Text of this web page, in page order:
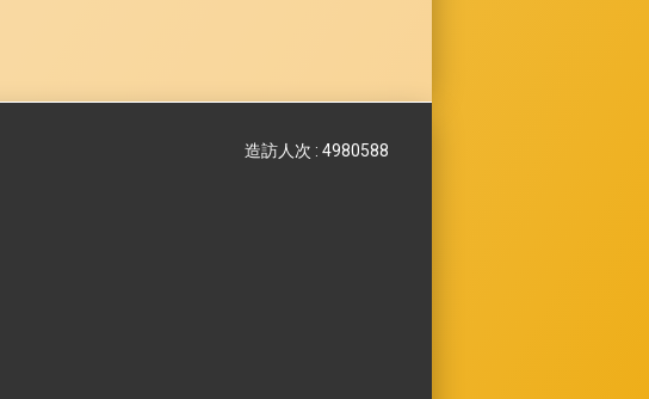
造訪人次 : 4980588